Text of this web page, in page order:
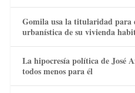
Gomila usa la titularidad para
urbanística de su vivienda
La hipocresía política de José
todos menos para él